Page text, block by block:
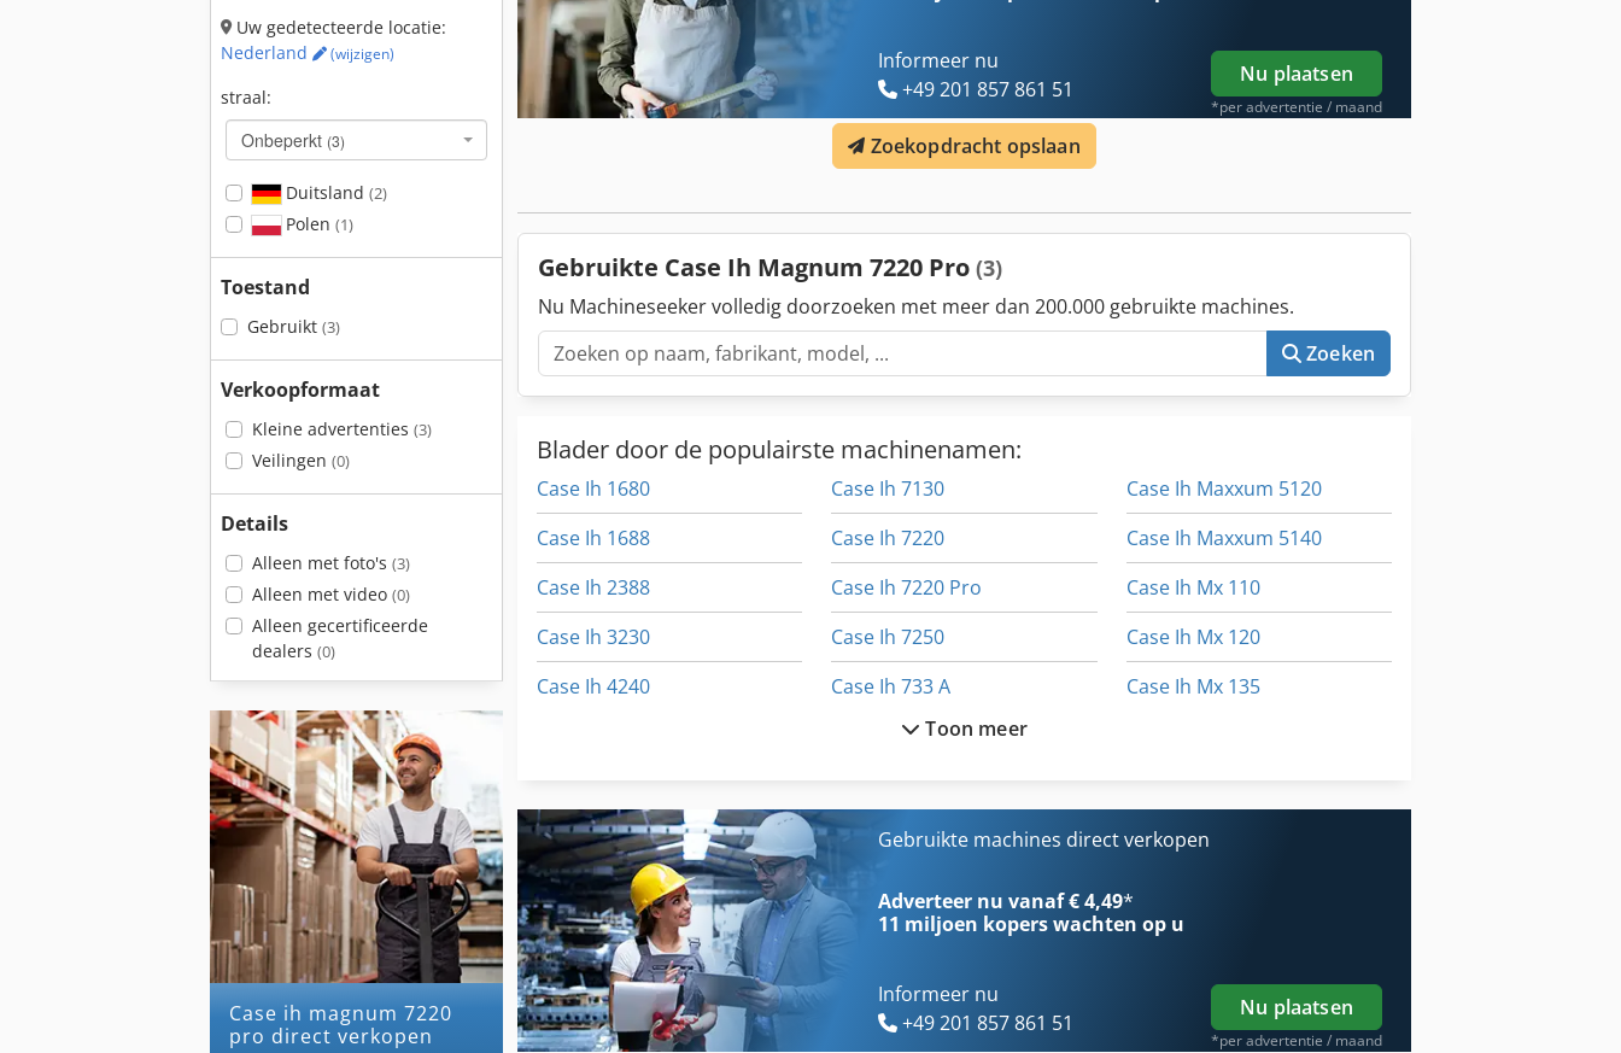
Uw gedetecteerde locatie:
Nederland
(wijzigen)
straal:
Onbeperkt (3)
Duitsland (2)
Polen (1)
Toestand
Gebruikt (3)
Verkoopformaat
Kleine advertenties (3)
Veilingen (0)
Details
Alleen met foto's (3)
Alleen met video (0)
Alleen gecertificeerde
dealers (0)
case ih magnum 7220
pro direct verkopen
Informeer nu
+49 201 857 861 51
Nu plaatsen
*per advertentie / maand
Zoekopdracht opslaan
Gebruikte Case Ih Magnum 7220 Pro (3)
Nu Machineseeker volledig doorzoeken met meer dan 200.000 gebruikte machines.
Zoeken
Blader door de populairste machinenamen:
Case Ih 1680
Case Ih 1688
Case Ih 2388
Case Ih 3230
Case Ih 4240
Case Ih 5400
Case Ih 7120
Case Ih 7130
Case Ih 7220
Case Ih 7220 Pro
Case Ih 7250
Case Ih 733 A
Case Ih 8930
Case Ih Maxxum 110
Case Ih Maxxum 5120
Case Ih Maxxum 5140
Case Ih Mx 110
Case Ih Mx 120
Case Ih Mx 135
Toon meer
Gebruikte machines direct verkopen
Adverteer nu vanaf € 4,49*
11 miljoen koperswachten op u
Informeer nu
+49 201 857 861 51
Nu plaatsen
*per advertentie / maand